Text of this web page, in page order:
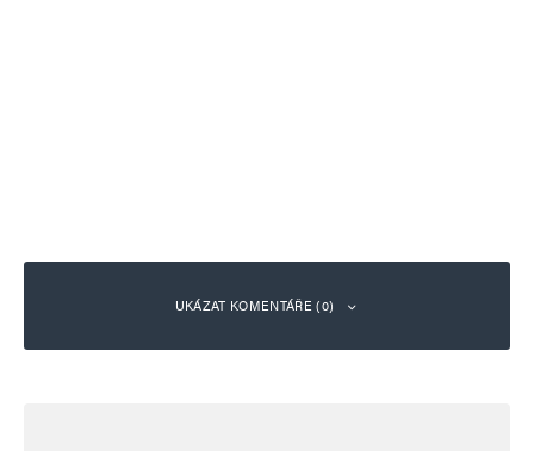
UKÁZAT KOMENTÁŘE (0)